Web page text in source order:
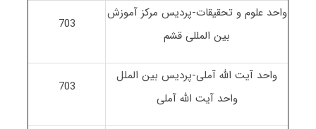
واحد علوم و تحقیقات-پردیس مرکز آموزش
بین المللی قشم
703
واحد آیت الله آملی-پردیس بین الملل
واحد آیت الله آملی
703